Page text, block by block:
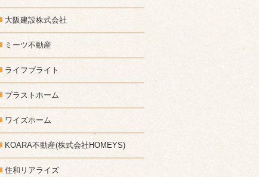
大阪建設株式会社
ミーツ不動産
ライフブライト
プラストホーム
ワイズホーム
KOARA不動産(株式会社HOMEYS)
住和リアライズ